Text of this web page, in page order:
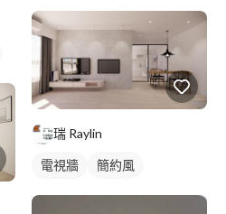
石材牆面/電視牆
瑞 Raylin
電視牆 簡約風